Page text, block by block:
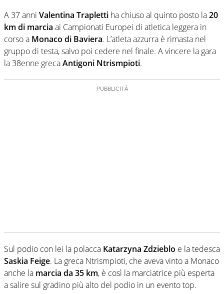
A 37 anni Valentina Trapletti ha chiuso al quinto posto la20
km di marcia ai Campionati Europei di atletica leggera in
corso a Monaco di Baviera. L’atleta azzurra è rimasta nel
gruppo di testa, salvo poi cedere nel finale. A vincere la gara
la 38enne grecaAntigoni Ntrismpioti.
Sul podio con lei la polacca Katarzyna Zdzieblo e la tedesca
Saskia Feige. La greca Ntrismpioti, che aveva vinto a Monaco
anche la marcia da 35 km, è così la marciatrice più esperta
a salire sul gradino più alto del podio in un evento top.